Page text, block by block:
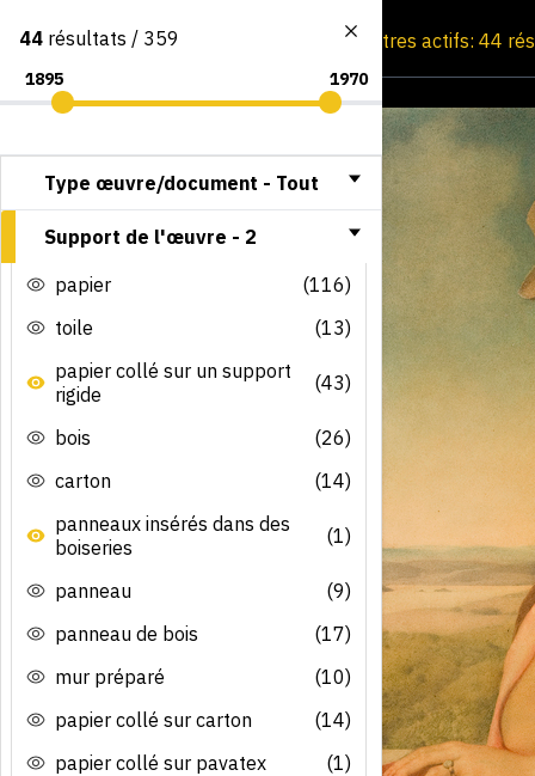
Consultation par image Filtres actifs: 44
44 résultats / 359
Type œuvre/document - Tout
Support de l'œuvre - 2
papier
(116)
toile
(13)
papier collé sur un support
rigide
(43)
bois
(26)
carton
(14)
panneaux insérés dans des
boiseries
(1)
panneau
(9)
panneau de bois
(17)
mur préparé
(10)
papier collé sur carton
(14)
papier collé sur pavatex
(1)